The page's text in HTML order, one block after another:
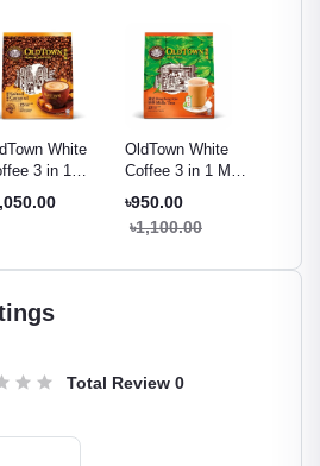
White
3 in 1
Caramel +
Stick
OldTown White
Coffee 3 in 1 Milk
Tea
৳950.00
৳1,100.00
Total Review 0